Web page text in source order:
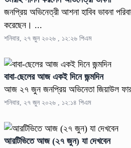
জনপ্রিয় অভিনেত্রী আশনা হাবিব ভাবনা
করেছেন। ...
শনিবার, ২৭ জুন ২০২৬ , ১২:২৬ পিএম
বাবা-ছেলের আজ একই দিনে জন্মদিন
আজ ২৭ জুন জনপ্রিয় অভিনেতা জিয়াউল
শনিবার, ২৭ জুন ২০২৬ , ১২:১৪ পিএম
আরটিভিতে আজ (২৭ জুন) যা দেখবেন